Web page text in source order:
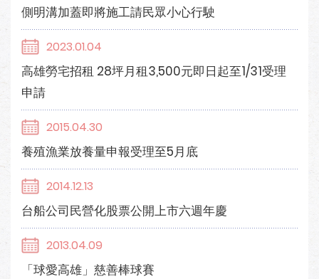
側明溝加蓋即將施工請民眾小心行駛
2023.01.04
高雄勞宅招租 28坪月租3,500元即日起至1/31受理
申請
2015.04.30
養殖漁業放養量申報受理至5月底
2014.12.13
台船公司民營化股票公開上市六週年慶
2013.04.09
「球愛高雄」慈善棒球賽